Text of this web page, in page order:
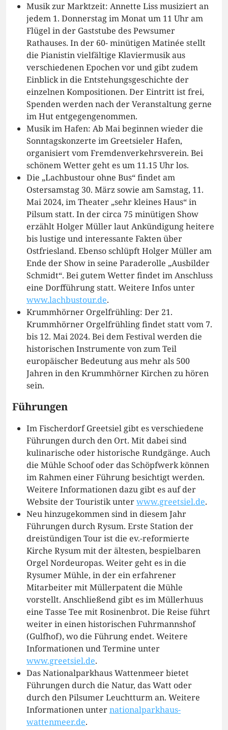
Musik zur Marktzeit: Annette Liss musiziert an
jedem 1. Donnerstag im Monat um 11 Uhr am
Flügel in der Gaststube des Pewsumer
Rathauses. In der 60- minütigen Matinée stellt
die Pianistin vielfältige Klaviermusik aus
verschiedenen Epochen vor und gibt zudem
Einblick in die Entstehungsgeschichte der
einzelnen Kompositionen. Der Eintritt ist frei,
Spenden werden nach der Veranstaltung gerne
im Hut entgegengenommen.
Musik im Hafen: Ab Mai beginnen wieder die
Sonntagskonzerte im Greetsieler Hafen,
organisiert vom Fremdenverkehrsverein. Bei
schönem Wetter geht es um 11.15 Uhr los.
Die „Lachbustour ohne Bus“ findet am
Ostersamstag 30. März sowie am Samstag, 11.
Mai 2024, im Theater „sehr kleines Haus“ in
Pilsum statt. In der circa 75 minütigen Show
erzählt Holger Müller laut Ankündigung heitere
bis lustige und interessante Fakten über
Ostfriesland. Ebenso schlüpft Holger Müller am
Ende der Show in seine Paraderolle „Ausbilder
Schmidt“. Bei gutem Wetter findet im Anschluss
eine Dorfführung statt. Weitere Infos unter
www.lachbustour.de.
Krummhörner Orgelfrühling: Der 21.
Krummhörner Orgelfrühling findet statt vom 7.
bis 12. Mai 2024. Bei dem Festival werden die
historischen Instrumente von zum Teil
europäischer Bedeutung aus mehr als 500
Jahren in den Krummhörner Kirchen zu hören
sein.
Führungen
Im Fischerdorf Greetsiel gibt es verschiedene
Führungen durch den Ort. Mit dabei sind
kulinarische oder historische Rundgänge. Auch
die Mühle Schoof oder das Schöpfwerk können
im Rahmen einer Führung besichtigt werden.
Weitere Informationen dazu gibt es auf der
Website der Touristik unterwww.greetsiel.de.
Neu hinzugekommen sind in diesem Jahr
Führungen durch Rysum. Erste Station der
dreistündigen Tour ist die ev.-reformierte
Kirche Rysum mit der ältesten, bespielbaren
Orgel Nordeuropas. Weiter geht es in die
Rysumer Mühle, in der ein erfahrener
Mitarbeiter mit Müllerpatent die Mühle
vorstellt. Anschließend gibt es im Müllerhuus
eine Tasse Tee mit Rosinenbrot. Die Reise führt
weiter in einen historischen Fuhrmannshof
(Gulfhof), wo die Führung endet. Weitere
Informationen und Termine unter
www.greetsiel.de.
Das Nationalparkhaus Wattenmeer bietet
Führungen durch die Natur, das Watt oder
durch den Pilsumer Leuchtturm an. Weitere
Informationen unternationalparkhaus-
wattenmeer.de.